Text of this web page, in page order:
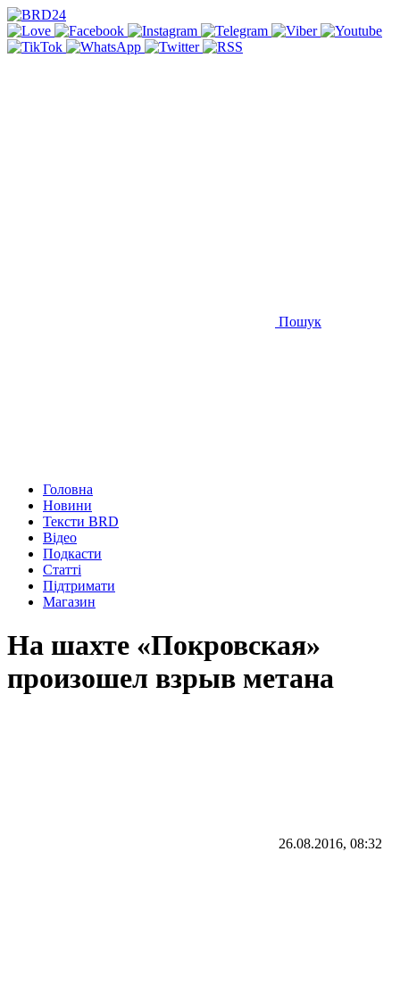
Пошук
Головна
Новини
Тексти BRD
Відео
Подкасти
Статті
Підтримати
Магазин
На шахте «Покровская»
произошел взрыв метана
26.08.2016, 08:32